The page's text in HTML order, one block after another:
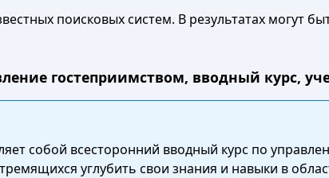
поисковых систем. В результатах могут
гостеприимством, вводный курс,
собой всесторонний вводный курс по
углубить свои знания и навыки в